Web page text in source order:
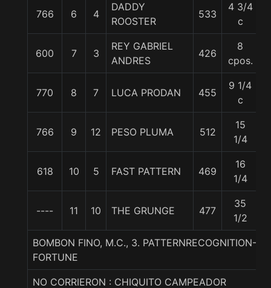
766 6 4
DADDY
ROOSTER
533
4 3/4
c
600 7 3
REY GABRIEL
ANDRES
426
8
cpos.
770 8 7 LUCA PRODAN 455
9 1/4
c
766 9 12 PESO PLUMA 512
15
1/4
618 10 5 FAST PATTERN 469
16
1/4
---- 11 10 THE GRUNGE 477
35
1/2
BOMBON FINO, M.C., 3. PATTERNRECOGNITION-
FORTUNE
NO CORRIERON : CHIQUITO CAMPEADOR